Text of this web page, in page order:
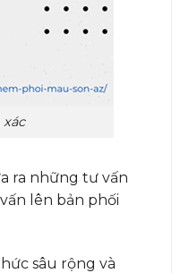
ra những tư vấn
lên bản phối
sâu rộng và